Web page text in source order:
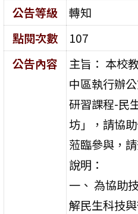
公告等級
轉知
點閱次數
107
公告內容
主旨： 本校
中區執行辦
研習課程-民
坊」，請協
蒞臨參與，
說明：
一、 為協助
解民生科技